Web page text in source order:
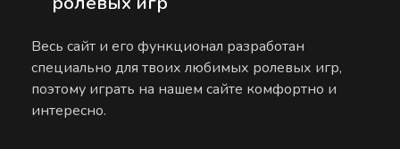
Весь сайт и его функционал разработан
специально для твоих любимых ролевых игр,
поэтому играть на нашем сайте комфортно и
интересно.